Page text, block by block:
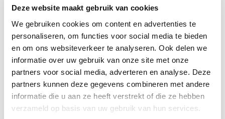
Deze website maakt gebruik van cookies
We gebruiken cookies om content en advertenties te
personaliseren, om functies voor social media te bieden
en om ons websiteverkeer te analyseren. Ook delen we
informatie over uw gebruik van onze site met onze
partners voor social media, adverteren en analyse. Deze
partners kunnen deze gegevens combineren met andere
informatie die u aan ze heeft verstrekt of die ze hebben
verzameld op basis van uw gebruik van hun services.
07 juli 2026
Syncasso jaarverslagen 2025 –
Perspectief en duurzame resultaten
2025 was een jaar van mooie resultaten, sterke
en
duurzame
resultaten